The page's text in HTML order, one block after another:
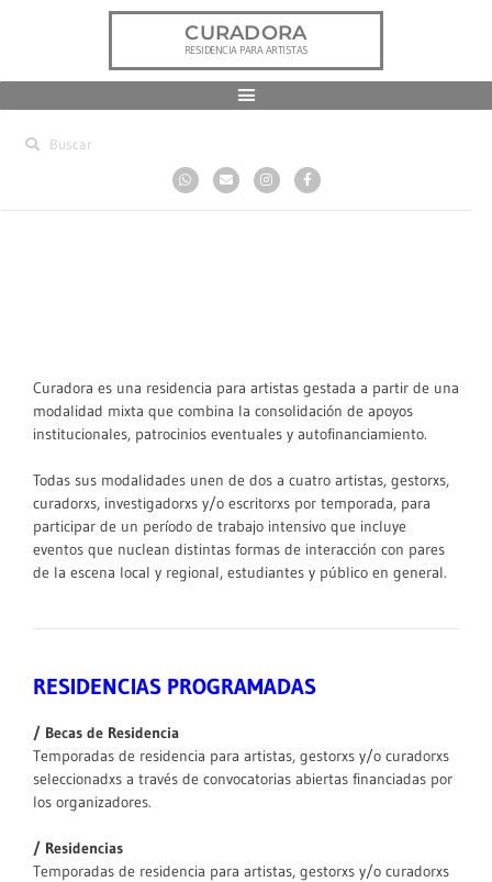
CURADORA
RESIDENCIA PARA ARTISTAS
Curadora es una residencia para artistas gestada a partir de una
modalidad mixta que combina la consolidación de apoyos
institucionales, patrocinios eventuales y autofinanciamiento.
Todas sus modalidades unen de dos a cuatro artistas, gestorxs,
curadorxs, investigadorxs y/o escritorxs por temporada, para
participar de un período de trabajo intensivo que incluye
eventos que nuclean distintas formas de interacción con pares
de la escena local y regional, estudiantes y público en general.
RESIDENCIAS PROGRAMADAS
/ Becas de Residencia
Temporadas de residencia para artistas, gestorxs y/o curadorxs
seleccionadxs a través de convocatorias abiertas financiadas por
los organizadores.
/ Residencias
Temporadas de residencia para artistas, gestorxs y/o curadorxs